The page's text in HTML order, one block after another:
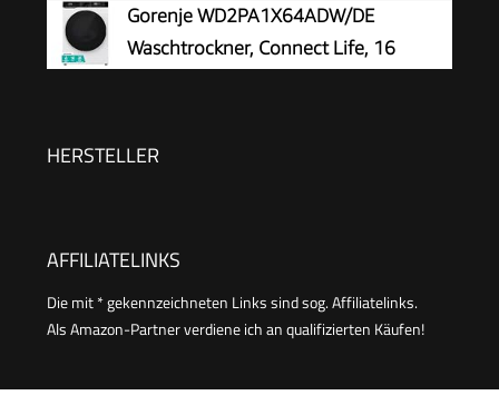
U/min/Dampffunktion/JetWash/Anti-Allergie
Program/Auto Program/Eco Wash/Steam
Gorenje WD2PA1X64ADW/DE
Waschtrockner, Connect Life, 16
Inverter PowerDrive Motor, AllergySteam,
HERSTELLER
AFFILIATELINKS
Die mit * gekennzeichneten Links sind sog. Affiliatelinks.
Als Amazon-Partner verdiene ich an qualifizierten Käufen!